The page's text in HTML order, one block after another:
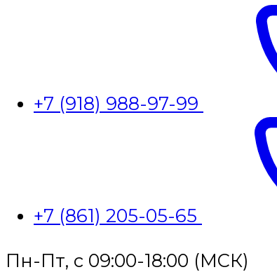
+7 (918) 988-97-99
+7 (861) 205-05-65
Пн-Пт, с 09:00-18:00 (МСК)